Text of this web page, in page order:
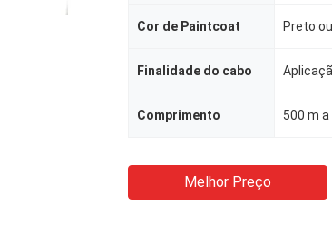
Cor de Paintcoat Preto
Finalidade do cabo
Comprimento 500 m
Melhor Preço